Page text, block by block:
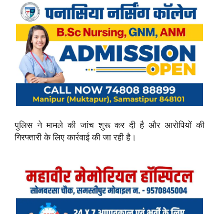
पुलिस ने मामले की जांच शुरू कर दी है और आरोपियों की
गिरफ्तारी के लिए कार्रवाई की जा रही है।